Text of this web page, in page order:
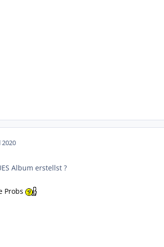
2020
Album erstellst ?
Probs